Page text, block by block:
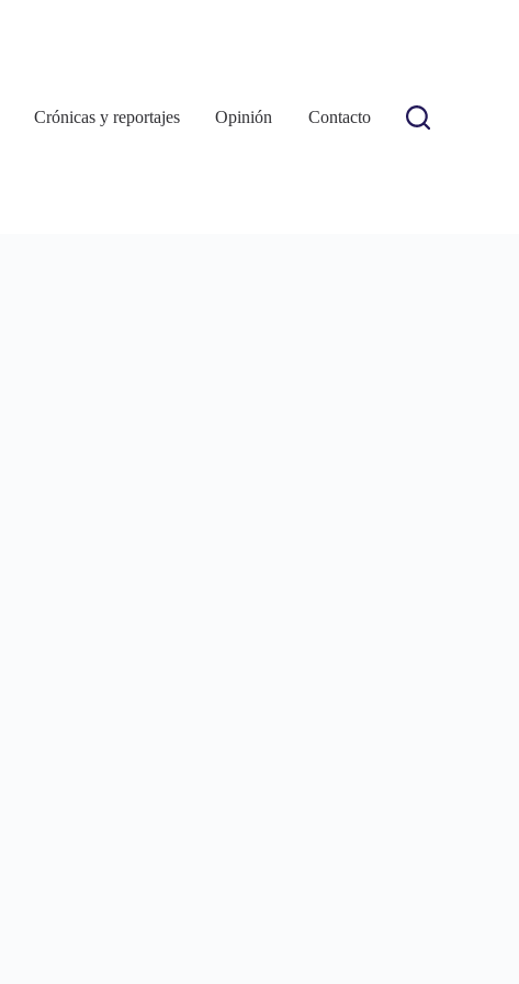
Crónicas y reportajes Opinión Contacto